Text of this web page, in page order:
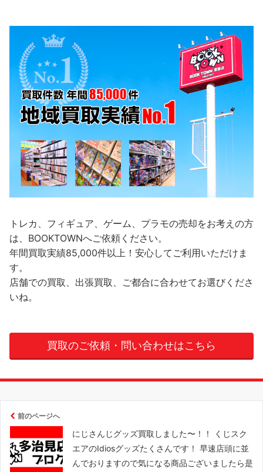
トレカ、フィギュア、ゲーム、プラモの売却をお考えの方
は、BOOKTOWNへご依頼ください。
年間買取実績85,000件以上！安心してご利用いただけま
す。
店舗での買取、出張買取、ご都合に合わせてお選びくださ
いね。
買取のご依頼・問い合わせはこちら
前のページへ
にじさんじグッズ買取しました〜！！ くじスク
エアのIdiosグッズたくさんです！ 早速店頭に並
んでおりますので気になる商品ございましたら是